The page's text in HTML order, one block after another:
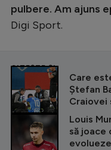
pulbere. Am ajuns
Digi Sport.
CITEȘTE ȘI
Care
Ștefan
Craiovei
Louis
să joace